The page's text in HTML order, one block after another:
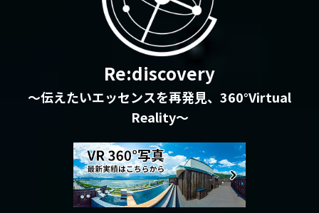
Re:discovery
〜伝えたいエッセンスを再発見、360°Virtual
Reality〜